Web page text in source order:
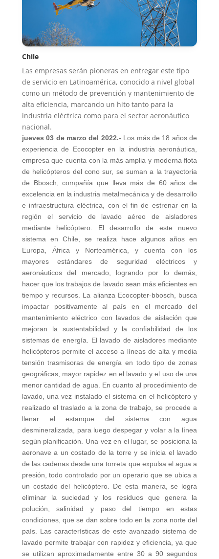
Chile
Las empresas serán pioneras en entregar este tipo
de servicio en Latinoamérica, conocido a nivel global
como un método de prevención y mantenimiento de
alta eficiencia, marcando un hito tanto para la
industria eléctrica como para el sector aeronáutico
nacional.
jueves 03 de marzo del 2022.- Los más de 18 años de
experiencia de Ecocopter en la industria aeronáutica,
empresa que cuenta con la más amplia y moderna flota
de helicópteros del cono sur, se suman a la trayectoria
de Bbosch, compañía que lleva más de 60 años de
excelencia en la industria metalmecánica y de desarrollo
e infraestructura eléctrica, con el fin de estrenar en la
región el servicio de lavado aéreo de aisladores
mediante helicóptero. El desarrollo de este nuevo
sistema en Chile, se realiza hace algunos años en
Europa, África y Norteamérica, y cuenta con los
mayores estándares de seguridad eléctricos y
aeronáuticos del mercado, logrando por lo demás,
hacer que los trabajos de lavado sean más eficientes en
tiempo y recursos. La alianza Ecocopter-bbosch, busca
impactar positivamente al país en el mercado del
mantenimiento eléctrico con lavados de aislación que
mejoran la sustentabilidad y la confiabilidad de los
sistemas de energía. El lavado de aisladores mediante
helicópteros permite el acceso a líneas de alta y media
tensión trasmisoras de energía en todo tipo de zonas
geográficas, mayor rapidez en el lavado y el uso de una
menor cantidad de agua. En cuanto al procedimiento de
lavado, una vez instalado el sistema en el helicóptero y
realizado el traslado a la zona de trabajo, se procede a
llenar el estanque del sistema con agua
desmineralizada, para luego despegar y volar a la línea
según planificación. Una vez en el lugar, se posiciona la
aeronave a un costado de la torre y se inicia el lavado
de las cadenas desde una torreta que expulsa el agua a
presión, todo controlado por un operario que se ubica a
un costado del helicóptero. De esta manera, se logra
eliminar la suciedad y los residuos que genera la
polución, salinidad y paso del tiempo en estas
condiciones, que se dan sobre todo en la zona norte del
país. Las características de este avanzado sistema de
lavado permite trabajar con rapidez y eficiencia, ya que
se utilizan aproximadamente entre 30 a 90 segundos